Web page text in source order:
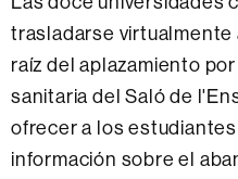
trasladarse virtualmente
raíz del aplazamiento
sanitaria del Saló de
ofrecer a los
información sobre el